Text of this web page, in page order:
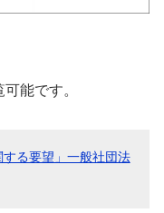
能です。
る要望」一般社団法